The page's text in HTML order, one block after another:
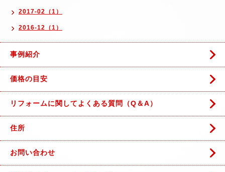
2017-02（1）
2016-12（1）
事例紹介
価格の目安
リフォームに関してよくある質問（Q＆A）
住所
お問い合わせ